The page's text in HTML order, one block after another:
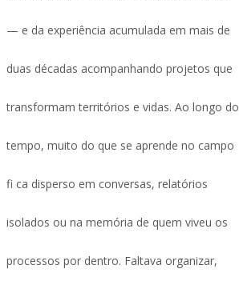
— e da experiência acumulada em mais de
duas décadas acompanhando projetos que
transformam territórios e vidas. Ao longo do
tempo, muito do que se aprende no campo
fi ca disperso em conversas, relatórios
isolados ou na memória de quem viveu os
processos por dentro. Faltava organizar,